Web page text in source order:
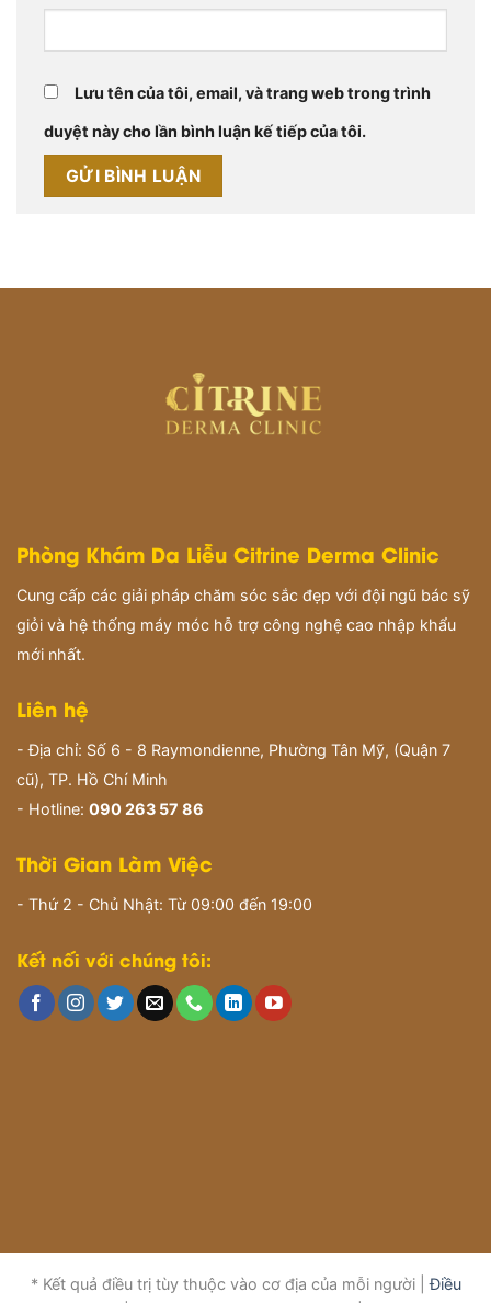
Lưu tên của tôi, email, và trang web trong trình
duyệt này cho lần bình luận kế tiếp của tôi.
Phòng Khám Da Liễu Citrine Derma Clinic
Cung cấp các giải pháp chăm sóc sắc đẹp với đội ngũ bác sỹ
giỏi và hệ thống máy móc hỗ trợ công nghệ cao nhập khẩu
mới nhất.
Liên hệ
- Địa chỉ: Số 6 - 8 Raymondienne, Phường Tân Mỹ, (Quận 7
cũ), TP. Hồ Chí Minh
- Hotline: 090 263 57 86
Thời Gian Làm Việc
- Thứ 2 - Chủ Nhật: Từ 09:00 đến 19:00
Kết nối với chúng tôi:
* Kết quả điều trị tùy thuộc vào cơ địa của mỗi người |Điều